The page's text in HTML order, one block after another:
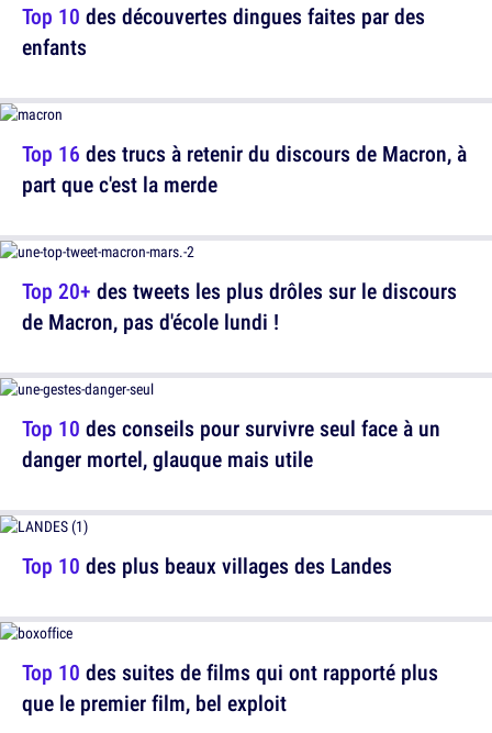
Top 16 des trucs à retenir du discours de Macron, à
part que c'est la merde
Top 10 des conseils pour survivre seul face à un
danger mortel, glauque mais utile
Top 10 des découvertes dingues faites par des
enfants
Top 20+ des tweets les plus drôles sur le discours
de Macron, pas d'école lundi !
Top 10 des plus beaux villages des Landes
Top 10 des suites de films qui ont rapporté plus
que le premier film, bel exploit